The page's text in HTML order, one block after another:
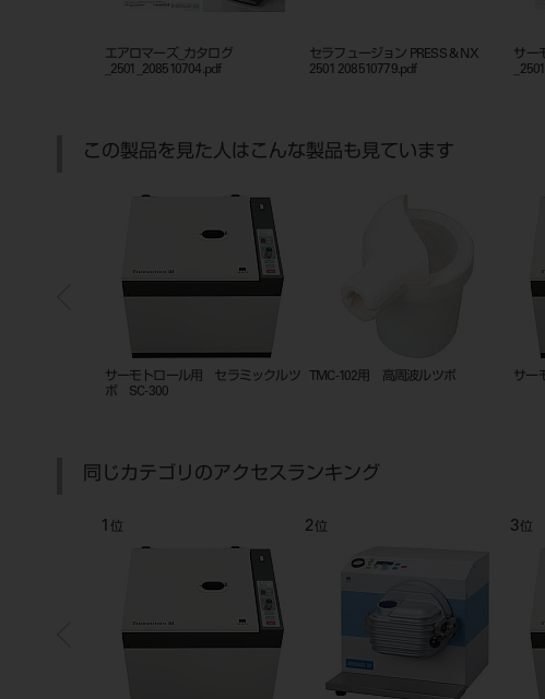
エアロマーズ_カタログ
_2501_208510704.pdf
セラフュージョン PRESS & NX
2501 208510779.pdf
サー
この製品を見た人はこんな製品も見ています
B3-305-＃単歯 複製根模型歯 TMC-103用 高周波ルツボ
バイ
同じカテゴリのアクセスランキング
7 位 8 位 9位